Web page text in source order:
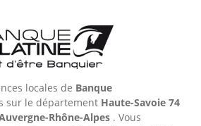
locales de Banque
sur le département Haute-Savoie 74
Rhône-Alpes . Vous